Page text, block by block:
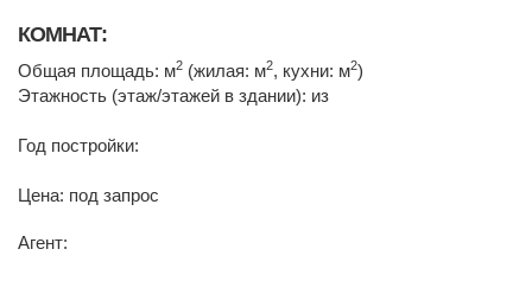
КОМНАТ:
Общая площадь: м2 (жилая: м2, кухни: м2)
Этажность (этаж/этажей в здании): из
Год постройки:
Цена: под запрос
Агент: